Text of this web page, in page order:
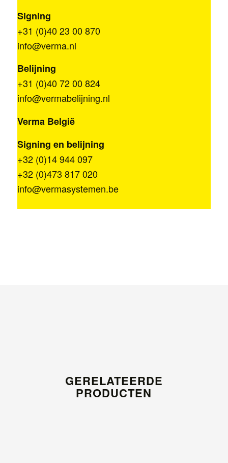
Signing
+31 (0)40 23 00 870
info@verma.nl
Belijning
+31 (0)40 72 00 824
info@vermabelijning.nl
Verma België
Signing en belijning
+32 (0)14 944 097
+32 (0)473 817 020
info@vermasystemen.be
GERELATEERDE
PRODUCTEN